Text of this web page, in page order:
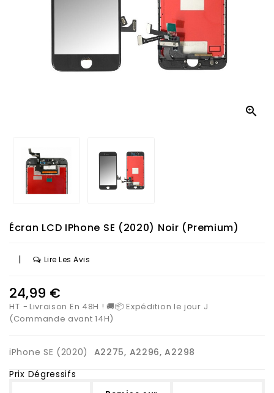

Écran LCD IPhone SE (2020) Noir (Premium)
| Lire Les Avis
24,99 €
HT
Livraison En 48H ! 🚚📦 Expédition le jour J
(Commande avant 14H)
iPhone SE (2020)
A2275, A2296, A2298
Prix Dégressifs